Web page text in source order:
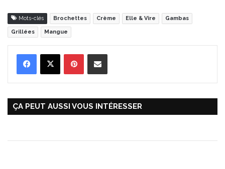
Mots-clés Brochettes Crème Elle & Vire Gambas
Grillées Mangue
ÇA PEUT AUSSI VOUS INTÉRESSER